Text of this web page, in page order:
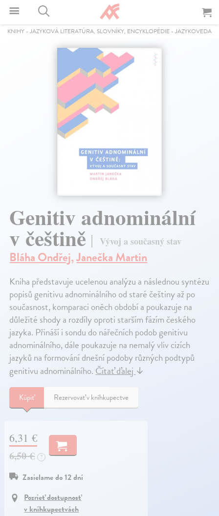
KNIHY - JAZYKOVÁ LITERATÚRA, SLOVNÍKY, ENCYKLOPÉDIE - JAZYKOVEDA
Genitiv adnominální
v češtině Vývoj a současný stav
Bláha Ondřej,Janečka Martin
Kniha představuje ucelenou analýzu a následnou syntézu
popisů genitivu adnominálního od staré češtiny až po
současnost, komparaci oněch období a poukazuje na
důležité shody a rozdíly oproti starším fázím českého
jazyka. Přináší i sondu do nářečních podob genitivu
adnominálního, dále poukazuje na nemalý vliv cizích
jazyků na formování dnešní podoby různých podtypů
genitivu adnominálního.Čítať ďalej↓
Kúpiť Rezervovať v kníhkupectve
6,31 €
6,50 €
?
Zasielame do 12 dní
Pozrieť dostupnosť
v kníhkupectvách